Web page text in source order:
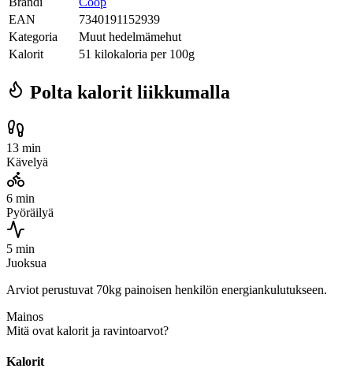
EAN
7340191152939
Kategoria
Muut hedelmämehut
Kalorit
51 kilokaloria per 100g
Polta kalorit liikkumalla
13 min
Kävelyä
6 min
Pyöräilyä
5 min
Juoksua
Arviot perustuvat 70kg painoisen henkilön energiankulutukseen.
Mainos
Mitä ovat kalorit ja ravintoarvot?
Kalorit